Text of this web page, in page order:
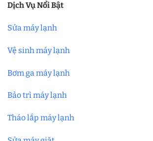
Dịch Vụ Nổi Bật
Sửa máy lạnh
Vệ sinh máy lạnh
Bơm ga máy lạnh
Bảo trì máy lạnh
Tháo lắp máy lạnh